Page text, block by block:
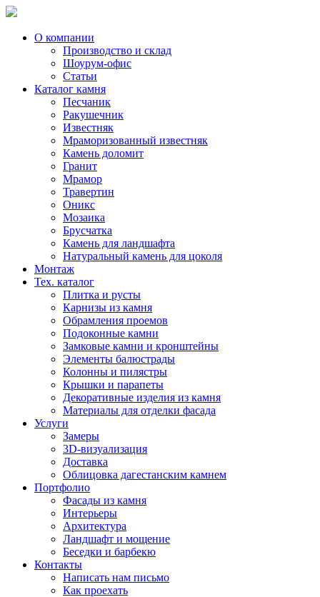
Skip
contentО компании
Производство и склад
Шоурум-офис
Статьи
Каталог камня
Песчаник
Ракушечник
Известняк
Мраморизованный известняк
Камень доломит
Гранит
Мрамор
Травертин
Оникс
Мозаика
Брусчатка
Камень для ландшафта
Натуральный камень для цоколя
Монтаж
Тех. каталог
Плитка и русты
Карнизы из камня
Обрамления проемов
Подоконные камни
Замковые камни и кронштейны
Элементы балюстрады
Колонны и пилястры
Крышки и парапеты
Декоративные изделия из камня
Материалы для отделки фасада
Услуги
Замеры
3D-визуализация
Доставка
Облицовка дагестанским камнем
Портфолио
Фасады из камня
Интерьеры
Архитектура
Ландшафт и мощение
Беседки и барбекю
Контакты
Написать нам письмо
Как проехать